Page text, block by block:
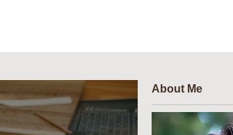
About Me